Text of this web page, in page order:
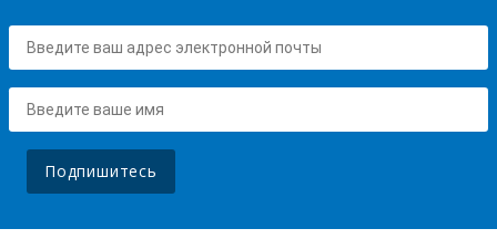
Подпишитесь